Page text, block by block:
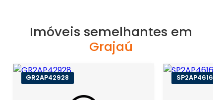
Imóveis semelhantes em
Grajaú
GR2AP42928 SP2AP46160